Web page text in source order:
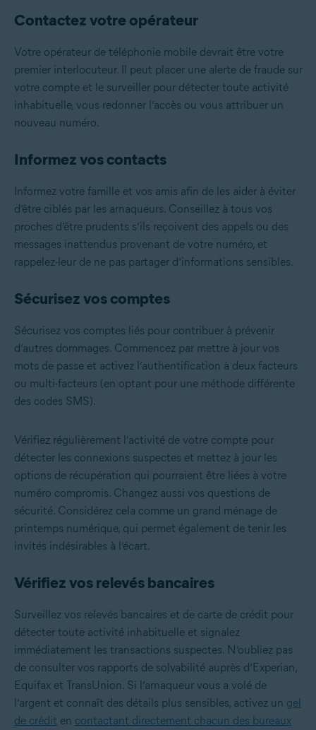
Contactez votre opérateur
Votre opérateur de téléphonie mobile devrait être votre
premier interlocuteur. Il peut placer une alerte de fraude sur
votre compte et le surveiller pour détecter toute activité
inhabituelle, vous redonner l’accès ou vous attribuer un
nouveau numéro.
Informez vos contacts
Informez votre famille et vos amis afin de les aider à éviter
d’être ciblés par les arnaqueurs. Conseillez à tous vos
proches d’être prudents s’ils reçoivent des appels ou des
messages inattendus provenant de votre numéro, et
rappelez-leur de ne pas partager d’informations sensibles.
Sécurisez vos comptes
Sécurisez vos comptes liés pour contribuer à prévenir
d’autres dommages. Commencez par mettre à jour vos
mots de passe et activez l’authentification à deux facteurs
ou multi-facteurs (en optant pour une méthode différente
des codes SMS).
Vérifiez régulièrement l’activité de votre compte pour
détecter les connexions suspectes et mettez à jour les
options de récupération qui pourraient être liées à votre
numéro compromis. Changez aussi vos questions de
sécurité. Considérez cela comme un grand ménage de
printemps numérique, qui permet également de tenir les
invités indésirables à l’écart.
Vérifiez vos relevés bancaires
Surveillez vos relevés bancaires et de carte de crédit pour
détecter toute activité inhabituelle et signalez
immédiatement les transactions suspectes. N’oubliez pas
de consulter vos rapports de solvabilité auprès d’Experian,
Equifax et TransUnion. Si l’arnaqueur vous a volé de
l’argent et connaît des détails plus sensibles, activez un gel
de crédit en contactant directement chacun des bureaux